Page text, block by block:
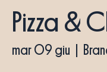
Pizza &
mar 09 giu